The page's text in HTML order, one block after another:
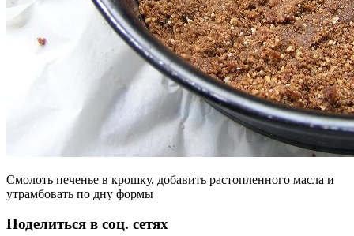
Смолоть печенье в крошку, добавить растопленного масла и
утрамбовать по дну формы
Поделиться в соц. сетях